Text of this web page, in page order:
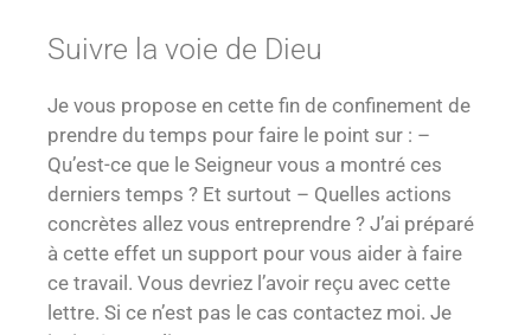
Suivre la voie de Dieu
Je vous propose en cette fin de confinement de
prendre du temps pour faire le point sur : –
Qu’est-ce que le Seigneur vous a montré ces
derniers temps ? Et surtout – Quelles actions
concrètes allez vous entreprendre ? J’ai préparé
à cette effet un support pour vous aider à faire
ce travail. Vous devriez l’avoir reçu avec cette
lettre. Si ce n’est pas le cas contactez moi. Je